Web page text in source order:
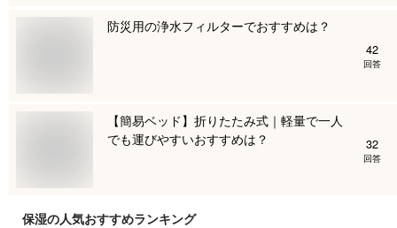
防災用の浄水フィルターでおすすめは？
42
回答
【簡易ベッド】折りたたみ式｜軽量で一人
でも運びやすいおすすめは？
32
回答
保湿の人気おすすめランキング